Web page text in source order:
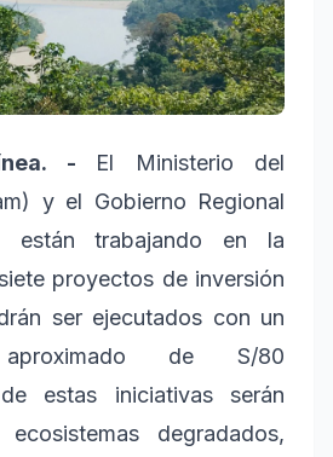
- El Ministerio del
y el Gobierno Regional
están trabajando en la
proyectos de inversión
ser ejecutados con un
aproximado de S/80
estas iniciativas serán
degradados,